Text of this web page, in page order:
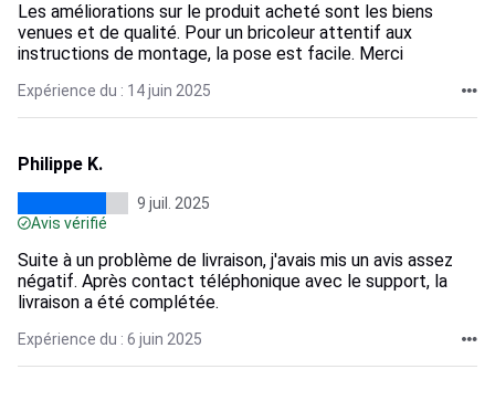
Les améliorations sur le produit acheté sont les biens
venues et de qualité. Pour un bricoleur attentif aux
instructions de montage, la pose est facile. Merci
Expérience du : 14 juin 2025
Philippe K.
9 juil. 2025
Avis vérifié
Suite à un problème de livraison, j'avais mis un avis assez
négatif. Après contact téléphonique avec le support, la
livraison a été complétée.
Expérience du : 6 juin 2025